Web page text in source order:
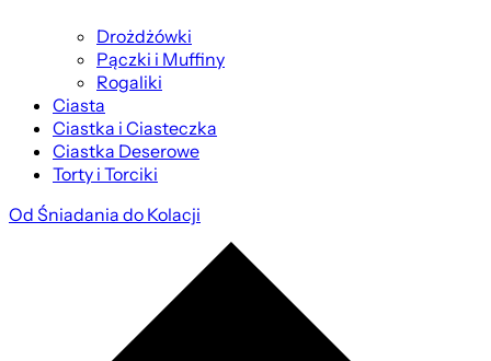
Drożdżówki
Pączki i Muffiny
Rogaliki
Ciasta
Ciastka i Ciasteczka
Ciastka Deserowe
Torty i Torciki
Od Śniadania do Kolacji